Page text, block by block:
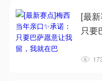
[最
只要